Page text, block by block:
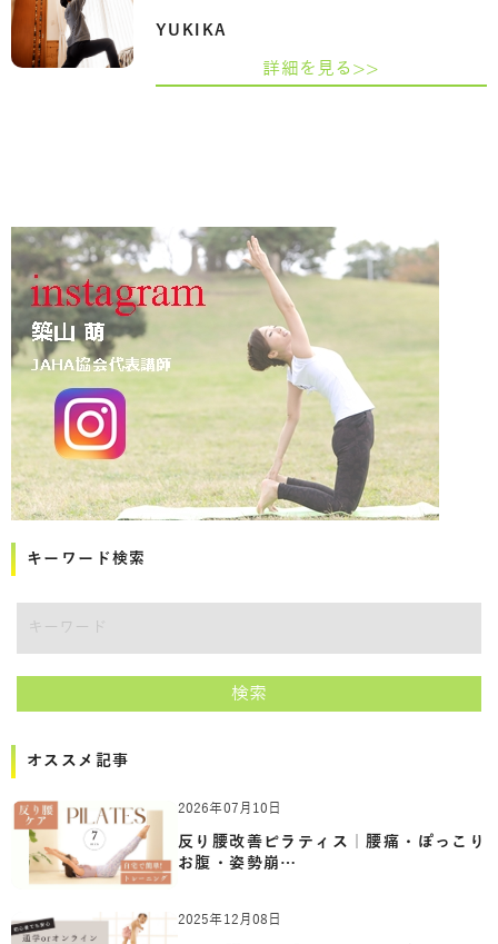
YUKIKA
詳細を見る>>
キーワード検索
検索
オススメ記事
2026年07月10日
反り腰改善ピラティス｜腰痛・ぽっこり
お腹・姿勢崩…
2025年12月08日